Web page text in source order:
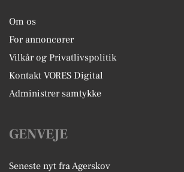
Om os
For annoncører
Vilkår og Privatlivspolitik
Kontakt VORES Digital
Administrer samtykke
GENVEJE
Seneste nyt fra Agerskov